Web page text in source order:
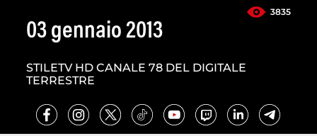
3835
03 gennaio 2013
STILETV HD CANALE 78 DEL DIGITALE
TERRESTRE